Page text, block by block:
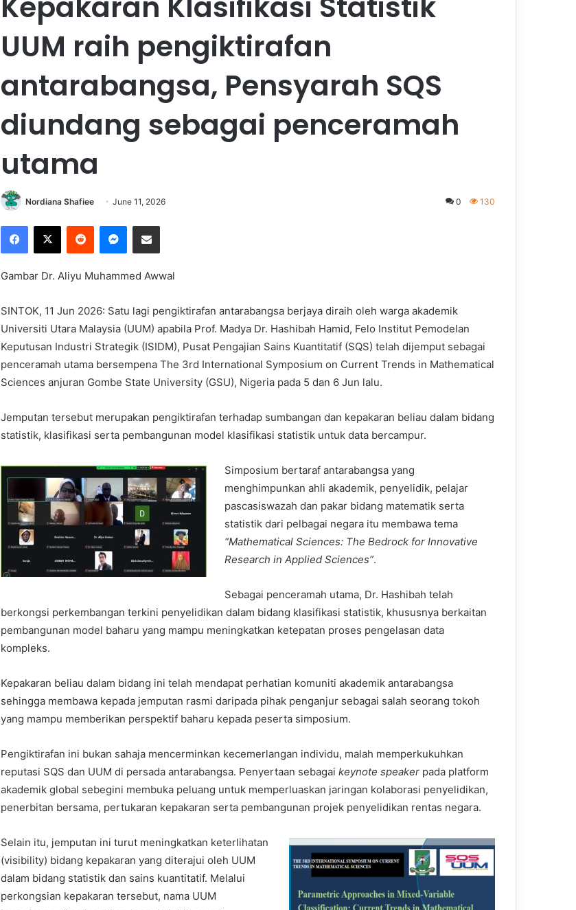
UUM raih pengiktirafan
antarabangsa, Pensyarah SQS
diundang sebagai penceramah
utama
Nordiana Shafiee June 11, 2026 0 130
Gambar Dr. Aliyu Muhammed Awwal
SINTOK, 11 Jun 2026: Satu lagi pengiktirafan antarabangsa berjaya diraih oleh warga akademik
Universiti Utara Malaysia (UUM) apabila Prof. Madya Dr. Hashibah Hamid, Felo Institut Pemodelan
Keputusan Industri Strategik (ISIDM), Pusat Pengajian Sains Kuantitatif (SQS) telah dijemput sebagai
penceramah utama bersempena The 3rd International Symposium on Current Trends in Mathematical
Sciences anjuran Gombe State University (GSU), Nigeria pada 5 dan 6 Jun lalu.
Jemputan tersebut merupakan pengiktirafan terhadap sumbangan dan kepakaran beliau dalam bidang
statistik, klasifikasi serta pembangunan model klasifikasi statistik untuk data bercampur.
Simposium bertaraf antarabangsa yang
menghimpunkan ahli akademik, penyelidik, pelajar
pascasiswazah dan pakar bidang matematik serta
statistik dari pelbagai negara itu membawa tema
“Mathematical Sciences: The Bedrock for Innovative
Research in Applied Sciences”.
Sebagai penceramah utama, Dr. Hashibah telah
berkongsi perkembangan terkini penyelidikan dalam bidang klasifikasi statistik, khususnya berkaitan
pembangunan model baharu yang mampu meningkatkan ketepatan proses pengelasan data
kompleks.
Kepakaran beliau dalam bidang ini telah mendapat perhatian komuniti akademik antarabangsa
sehingga membawa kepada jemputan rasmi daripada pihak penganjur sebagai salah seorang tokoh
yang mampu memberikan perspektif baharu kepada peserta simposium.
Pengiktirafan ini bukan sahaja mencerminkan kecemerlangan individu, malah memperkukuhkan
reputasi SQS dan UUM di persada antarabangsa. Penyertaan sebagai keynote speaker pada platform
akademik global sebegini membuka peluang untuk memperluaskan jaringan kolaborasi penyelidikan,
penerbitan bersama, pertukaran kepakaran serta pembangunan projek penyelidikan rentas negara.
Selain itu, jemputan ini turut meningkatkan keterlihatan
(visibility) bidang kepakaran yang diterajui oleh UUM
dalam bidang statistik dan sains kuantitatif. Melalui
perkongsian kepakaran tersebut, nama UUM